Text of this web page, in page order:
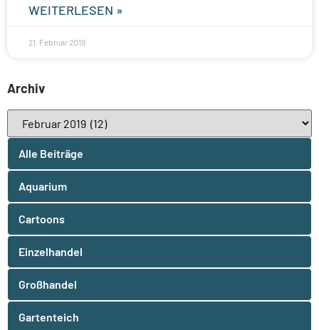
WEITERLESEN »
21. Februar 2019
Archiv
Alle Beiträge
Aquarium
Cartoons
Einzelhandel
Großhandel
Gartenteich